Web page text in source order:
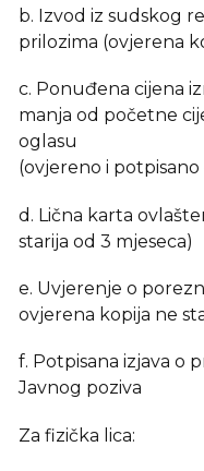
b. Izvod iz sudskog
prilozima (ovjerena
c. Ponuđena cijena
manja od početne
oglasu
(ovjereno i
d. Lična karta
starija od 3 mjeseca)
e. Uvjerenje o
ovjerena kopija ne
f. Potpisana izjava o
Javnog poziva
Za fizička lica: